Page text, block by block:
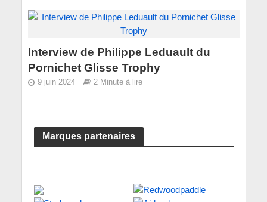
Interview de Philippe Leduault du
Pornichet Glisse Trophy
9 juin 2024 2 Minute à lire
Marques partenaires